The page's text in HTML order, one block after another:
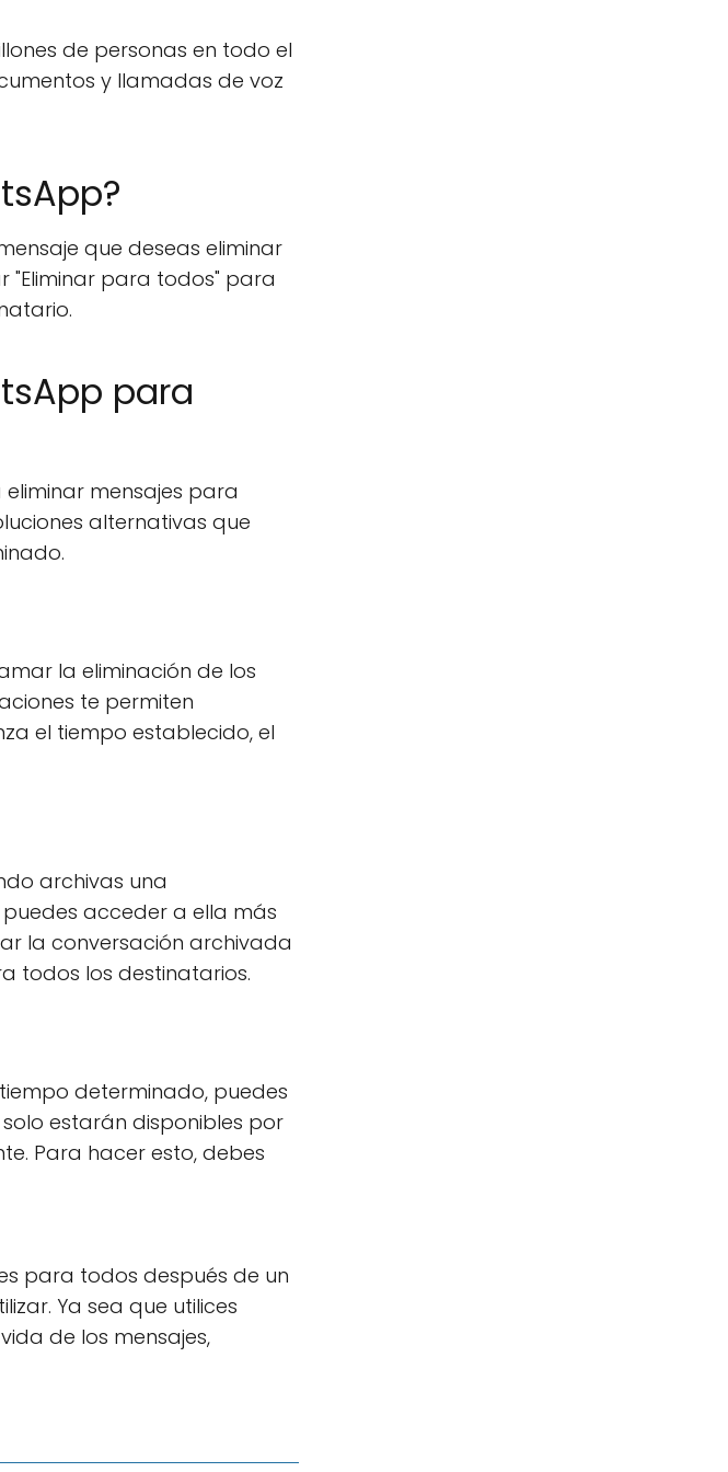
de personas en todo el
y llamadas de voz
que deseas eliminar
"Eliminar para todos" para
para
mensajes para
alternativas que
la eliminación de los
te permiten
el tiempo establecido, el
archivas una
acceder a ella más
la conversación archivada
todos los destinatarios.
determinado, puedes
estarán disponibles por
Para hacer esto, debes
para todos después de un
Ya sea que utilices
de los mensajes,